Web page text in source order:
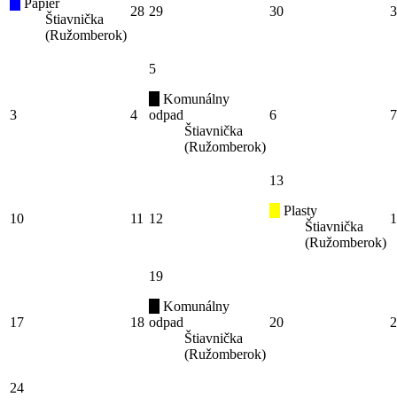
Papier
Štiavnička
(Ružomberok)
28 29 30
3 4
5
Komunálny
odpad
Štiavnička
(Ružomberok)
6 7
10 11 12
13
Plasty
Štiavnička
(Ružomberok)
17 18
19
Komunálny
odpad
Štiavnička
(Ružomberok)
20
24